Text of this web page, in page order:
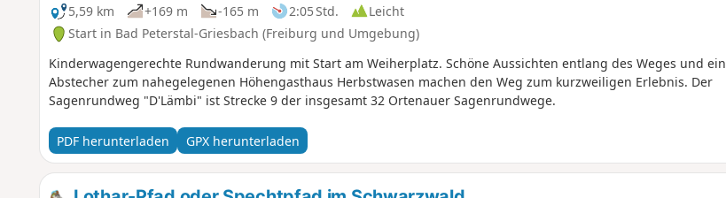
5,59 km
+169 m -165 m 2:05 Std.
Leicht
Start in Bad Peterstal-Griesbach (Freiburg und Umgebung)
Kinderwagengerechte Rundwanderung mit Start am Weiherplatz. Schöne Aussichten entlang des Weges und ein
Abstecher zum nahegelegenen Höhengasthaus Herbstwasen machen den Weg zum kurzweiligen Erlebnis. Der
Sagenrundweg "D'Lämbi" ist Strecke 9 der insgesamt 32 Ortenauer Sagenrundwege.
PDF herunterladen GPX herunterladen